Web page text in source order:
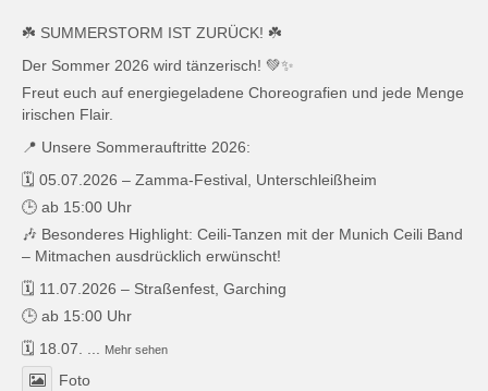
☘️ SUMMERSTORM IST ZURÜCK! ☘️
Der Sommer 2026 wird tänzerisch! 💚✨
Freut euch auf energiegeladene Choreografien und jede Menge
irischen Flair.
📍 Unsere Sommerauftritte 2026:
🗓️ 05.07.2026 – Zamma-Festival, Unterschleißheim
🕒 ab 15:00 Uhr
🎶 Besonderes Highlight: Ceili-Tanzen mit der Munich Ceili Band
– Mitmachen ausdrücklich erwünscht!
🗓️ 11.07.2026 – Straßenfest, Garching
🕒 ab 15:00 Uhr
🗓️ 18.07. ... Mehr sehen
Foto